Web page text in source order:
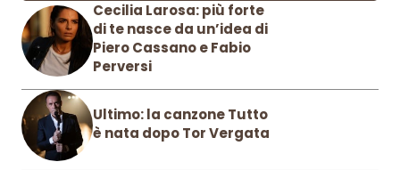
Cecilia Larosa: più forte
di te nasce da un’idea di
Piero Cassano e Fabio
Perversi
Ultimo: la canzone Tutto
è nata dopo Tor Vergata